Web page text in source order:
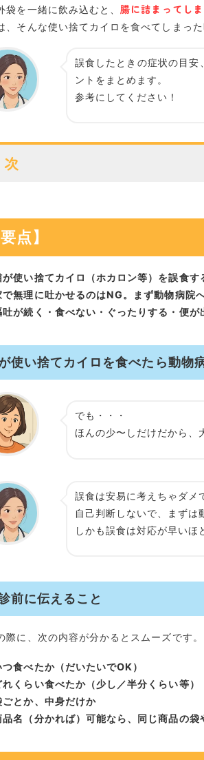
袋を一緒に飲み込むと、腸に詰まってし
、そんな使い捨てカイロを食べてしまった
誤食したときの症状の目
ントをまとめます。
参考にしてください！
受診前に伝えること
【危険性】
外袋で腸閉塞になることがある
温かいカイロで口・食道のやけどに注意
【症状】猫のカイロ誤食で心配な3つ
6～24時間
12～48時間以降
【NG】家でやってはいけないこと
【対策】ゴミ箱からカイロを食べないた
Q1. 使用済みカイロでも危険ですか？
Q2. 中身だけ少し舐めた（かじった）
Q3. 何時間くらいで症状が出ますか？
Q4. 吐いたらもう大丈夫？
Q7. 口や食道のやけどはどう見分ける？
Q8. 受診時に何を持って行けばいい？
こちらの記事も参考に！
まとめ
点】
が使い捨てカイロ（ホカロン等）を誤食
で無理に吐かせるのはNG。まず動物病院
吐が続く・食べない・ぐったりする・便
使い捨てカイロを食べたら動物
でも・・・
ほんの少〜しだけだから、
誤食は安易に考えちゃダメ
自己判断しないで、まずは
しかも誤食は対応が早いほ
前に伝えること
際に、次の内容が分かるとスムーズです。
つ食べたか（だいたいでOK）
れくらい食べたか（少し／半分くらい等）
ごとか、中身だけか
品名（分かれば）可能なら、同じ商品の袋